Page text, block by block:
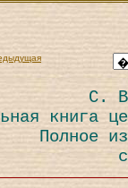
С.
книга
Полное